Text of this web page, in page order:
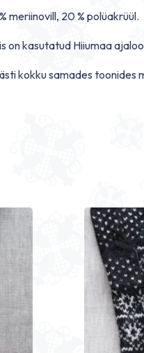
meriinovill, 20 % polüakrüül.
on kasutatud Hiiumaa
kokku samades toonides